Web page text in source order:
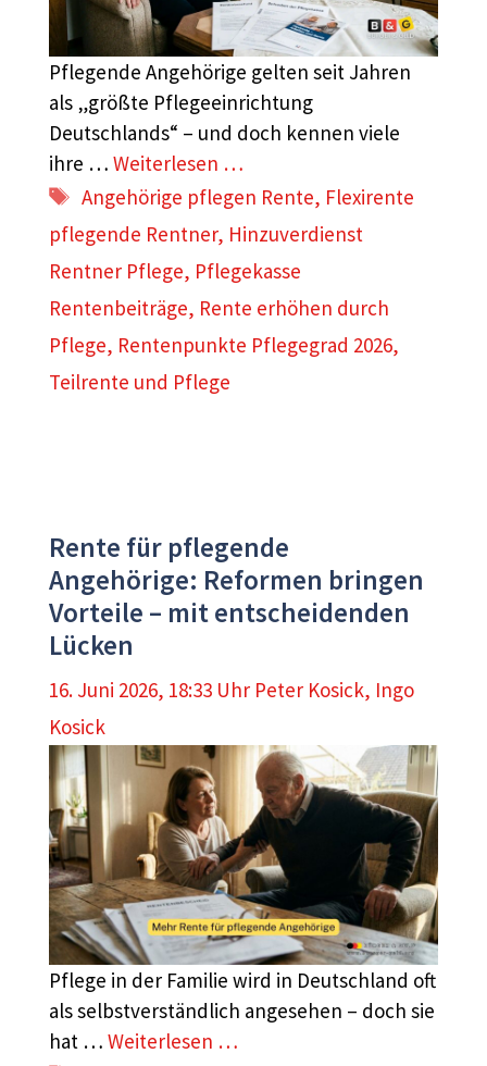
Pflegende Angehörige gelten seit Jahren
als „größte Pflegeeinrichtung
Deutschlands“ – und doch kennen viele
ihre … Weiterlesen …
Schlagwörter
Angehörige pflegen Rente, Flexirente
pflegende Rentner, Hinzuverdienst
Rentner Pflege, Pflegekasse
Rentenbeiträge, Rente erhöhen durch
Pflege, Rentenpunkte Pflegegrad 2026,
Teilrente und Pflege
Rente für pflegende
Angehörige: Reformen bringen
Vorteile – mit entscheidenden
Lücken
16. Juni 2026, 18:33 Uhr Peter Kosick, Ingo
Kosick
Pflege in der Familie wird in Deutschland oft
als selbstverständlich angesehen – doch sie
hat … Weiterlesen …